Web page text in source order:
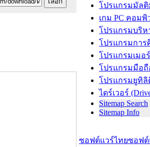
โปรแกรมมัลติ
เกม PC คอมพิ
โปรแกรมบริห
โปรแกรมการ
โปรแกรมเมอร์
โปรแกรมมือถื
โปรแกรมยูทิลิ
ไดร์เวอร์
Sitemap Search
Sitemap Info
ซอฟต์แวร์ไทยซอฟต์